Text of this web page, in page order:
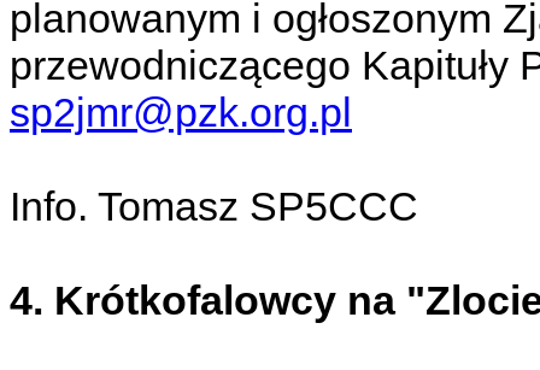
planowanym i ogłoszonym
przewodniczącego Kapituły
sp2jmr@pzk.org.pl
Info. Tomasz SP5CCC
4. Krótkofalowcy na